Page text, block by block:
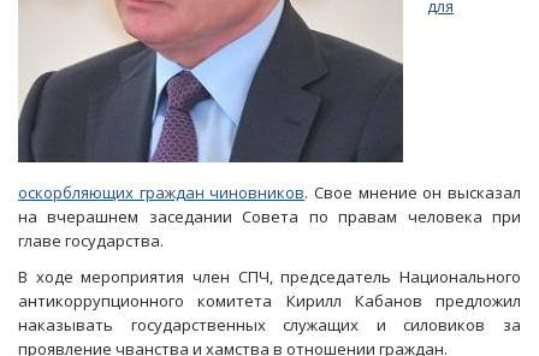
для
оскорбляющих граждан чиновников. Свое мнение он высказал
на вчерашнем заседании Совета по правам человека при
главе государства.
В ходе мероприятия член СПЧ, председатель Национального
антикоррупционного комитета Кирилл Кабанов предложил
наказывать государственных служащих и силовиков за
проявление чванства и хамства в отношении граждан.